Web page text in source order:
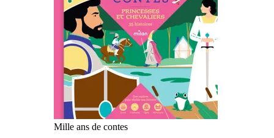
Mille ans de contes